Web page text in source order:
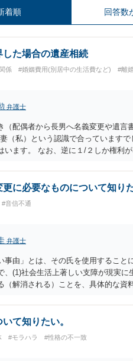
着順 回答数
した場合の遺産相続
係 #婚姻費用(別居中の生活費など) #離
弁護士
（配偶者から長男へ名義変更や遺言
（私）という認識で合っています
います。 なお、逆に１/２しか権利
更に必要なものについて知り
#音信不通
弁護士
事由」とは、その氏を使用するこ
、(1)社会生活上著しい支障が現実
（解消される）ことを、具体的な
要になります。「フラッシュバッ
合致した説明とそれに沿う資料の
す。、もし本人申立てをお考えであ
てをせず、知識と資料をしっかり
て知りたい。
#モラハラ #性格の不一致